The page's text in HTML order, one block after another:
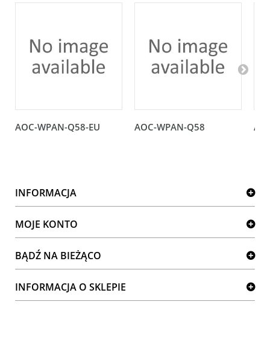
AOC-WPAN-Q58-EU AOC-WPAN-Q58
INFORMACJA
MOJE KONTO
BĄDŹ NA BIEŻĄCO
INFORMACJA O SKLEPIE